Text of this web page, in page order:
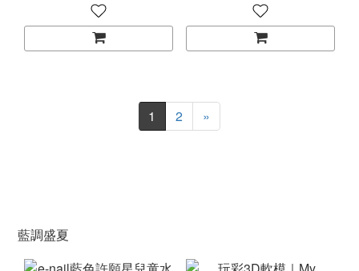
1 2 »
藍調盛夏